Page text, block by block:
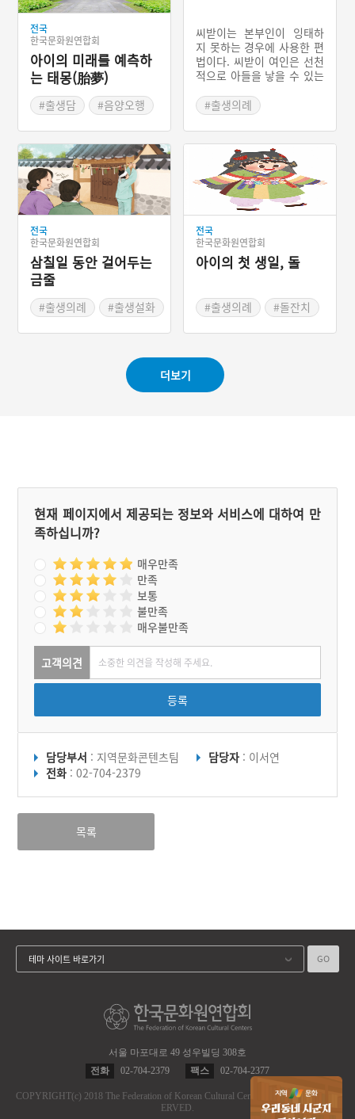
전국
한국문화원연합회
아이의 미래를 예측하
는 태몽(胎夢)
#출생담
#음양오행
씨받이는 본부인이 잉태하
지 못하는 경우에 사용한 편
법이다. 씨받이 여인은 선천
적으로 아들을 낳을 수 있는
나 아들을 많이 낳은 여자
중에서 선택된다. 씨받이가
결정되면 임신하기 좋은 날
을 선택하여 합방한다. 합방
이 끝나고 태기가 있으면 씨
받이로 들어간 집에서 아이
가 태어날 때까지 갇혀 지낸
다. 아들을 낳으면 씨받이로
들어간 집에 두고 나오며,
딸인 경우 자신이 데려다가
키운다. 딸은 커서 자기 모
친과 마찬가지로 씨받이 여
인이 된다.
#출생의례
전국
한국문화원연합회
삼칠일 동안 걸어두는
금줄
#출생의례
#출생설화
전국
한국문화원연합회
아이의 첫 생일, 돌
#출생의례
#돌잔치
더보기
현재 페이지에서 제공되는 정보와 서비스에 대하여 만
족하십니까?
매우만족
만족
보통
불만족
매우불만족
고객의견
등록
담당부서 : 지역문화콘텐츠팀 담당자 : 이서연
전화 : 02-704-2379
목록
서울 마포대로 49 성우빌딩 308호
전화
02-704-2379 팩스 02-704-2377
COPYRIGHT(c) 2018 The Federation of Korean Cultural Centers.
ALL RIGHT RES
ERVED.
테마 사이트 바로가기 GO